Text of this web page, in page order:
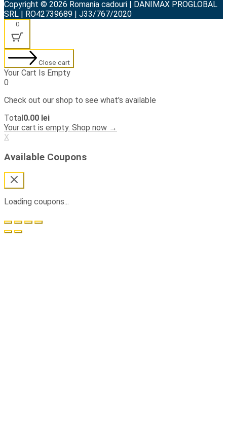
Copyright © 2026 Romania cadouri | DANIMAX PROGLOBAL
SRL | RO42739689 | J33/767/2020
0
Close cart
Your Cart Is Empty
0
Check out our shop to see what's available
Cart
Total:
Total0.00 lei
Your cart is empty. Shop now →
X
Available Coupons
Loading coupons...